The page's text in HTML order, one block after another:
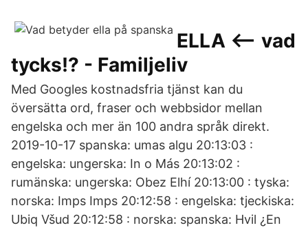
ELLA <-- vad
tycks!? - Familjeliv
Med Googles kostnadsfria tjänst kan du
översätta ord, fraser och webbsidor mellan
engelska och mer än 100 andra språk direkt.
2019-10-17 spanska: umas algu 20:13:03 :
engelska: ungerska: In o Más 20:13:02 :
rumänska: ungerska: Obez Elhí 20:13:00 : tyska:
norska: Imps Imps 20:12:58 : engelska: tjeckiska:
Ubiq Všud 20:12:58 : norska: spanska: Hvil ¿En